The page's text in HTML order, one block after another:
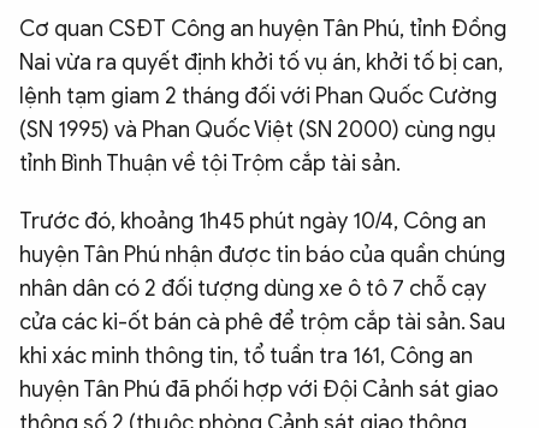
QUỐC TẾ
VĂN HÓA - THỂ THAO
ĐA PHƯƠNG TIỆN
eMagazine
Podcast
Video Ảnh
Infographic
Cơ quan CSĐT Công an huyện Tân Phú, tỉnh Đồng
Nai vừa ra quyết định khởi tố vụ án, khởi tố bị can,
lệnh tạm giam 2 tháng đối với Phan Quốc Cường
(SN 1995) và Phan Quốc Việt (SN 2000) cùng ngụ
tỉnh Bình Thuận về tội Trộm cắp tài sản.
Trước đó, khoảng 1h45 phút ngày 10/4, Công an
huyện Tân Phú nhận được tin báo của quần chúng
nhân dân có 2 đối tượng dùng xe ô tô 7 chỗ cạy
cửa các ki-ốt bán cà phê để trộm cắp tài sản. Sau
khi xác minh thông tin, tổ tuần tra 161, Công an
huyện Tân Phú đã phối hợp với Đội Cảnh sát giao